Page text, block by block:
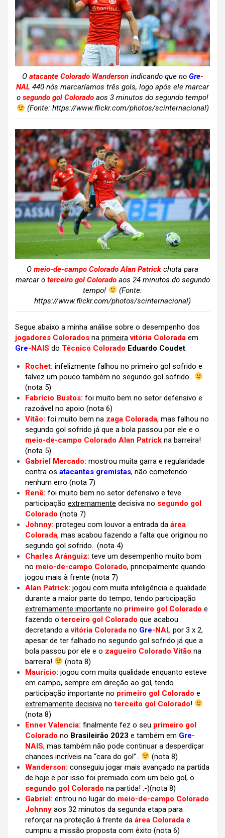
O atacante Colorado Wandersonindicando que no Gre-
NAL 440 nós marcaríamos três gols, logo após ele marcar
o segundo gol Colorado aos 3 minutos do segundo tempo!
(Fonte: https://www.flickr.com/photos/scinternacional)
O meio-de-campo Colorado Alan Patrick chuta para
marcar o terceiro gol Coloradoaos 24 minutos do segundo
tempo!
(Fonte:
https://www.flickr.com/photos/scinternacional)
Segue abaixo a minha análise sobre o desempenho dos
jogadores Colorados na primeira vitória Colorada em
Gre-NAIS do Técnico Colorado Eduardo Coudet:
Rochet: infelizmente falhou no primeiro gol sofrido e
talvez um pouco também no segundo gol sofrido..
(nota 5)
Fabrício Bustos: foi muito bem no setor defensivo e
razoável no apoio (nota 6)
Vitão: foi muito bem na zaga Colorada, mas falhou no
segundo gol sofrido já que a bola passou por ele e o
meio-de-campo Colorado Alan Patrick na barreira!
(nota 5)
Gabriel Mercado: mostrou muita garra e regularidade
contra os atacantes gremistas, não cometendo
nenhum erro (nota 7)
Renê: foi muito bem no setor defensivo e teve
participação extremamente decisiva no segundo gol
Colorado (nota 7)
Johnny: protegeu com louvor a entrada da área
Colorada, mas acabou fazendo a falta que originou no
segundo gol sofrido.. (nota 4)
Charles Aránguiz: teve um desempenho muito bom
no meio-de-campo Colorado, principalmente quando
jogou mais à frente (nota 7)
Alan Patrick: jogou com muita inteligência e qualidade
durante a maior parte do tempo, tendo participação
extremamente importante no primeiro gol Colorado e
fazendo oterceiro gol Colorado que acabou
decretando avitória Colorada no Gre-NAL por 3 x 2,
apesar de ter falhado no segundo gol sofrido já que a
bola passou por ele e o zagueiro Colorado Vitão na
barreira!
(nota 8)
Maurício: jogou com muita qualidade enquanto esteve
em campo, sempre em direção ao gol, tendo
participação importante no primeiro gol Colorado e
extremamente decisiva noterceito gol Colorado!
(nota 8)
Enner Valencia: finalmente fez o seu primeiro gol
Colorado no Brasileirão 2023 e também em Gre-
NAIS, mas também não pode continuar a desperdiçar
chances incríveis na “cara do gol”..
(nota 8)
Wanderson: conseguiu jogar mais avançado na partida
de hoje e por isso foi premiado com um belo gol, o
segundo gol Colorado na partida! :-)(nota 8)
Gabriel: entrou no lugar do meio-de-campo Colorado
Johnny aos 32 minutos da segunda etapa para
reforçar na proteção à frente da área Colorada e
cumpriu a missão proposta com êxito (nota 6)